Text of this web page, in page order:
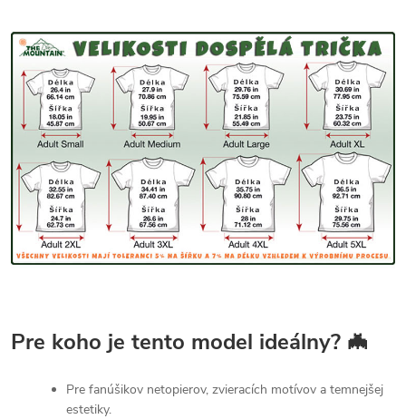
Pre koho je tento model ideálny? 🦇
Pre fanúšikov netopierov, zvieracích motívov a temnejšej
estetiky.